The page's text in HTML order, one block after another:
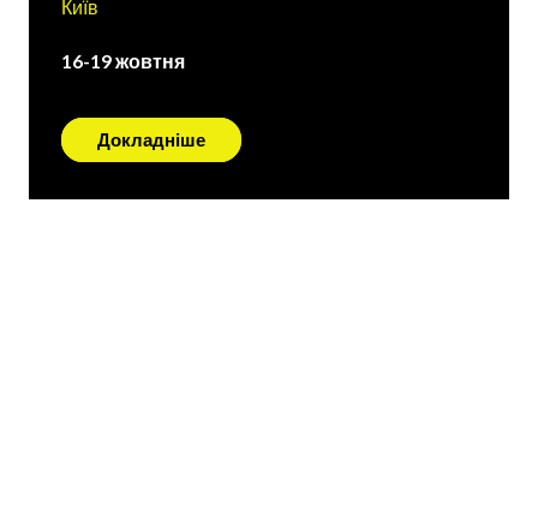
Київ
16-19 жовтня
Докладніше